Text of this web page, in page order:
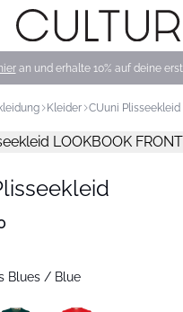
an und erhalte 10% auf deine
Kleider CUuni Plisseekleid
Blues / Blue